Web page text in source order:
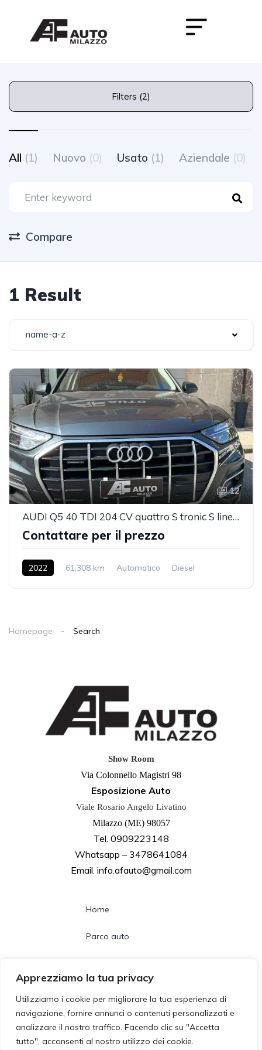
Apprezziamo la tua privacy
Utilizziamo i cookie per migliorare la tua esperienza di
navigazione, fornire annunci o contenuti personalizzati e
analizzare il nostro traffico. Facendo clic su "Accetta
tutto", acconsenti al nostro utilizzo dei cookie.
Filters (2)
All (1) Nuovo (0) Usato (1) Aziendale (0)
Compare
1 Result
name-a-z
12
AUDI Q5 40 TDI 204 CV quattro S tronic S line plus
Contattare per il prezzo
2022 61,308 km Automatico
Diesel
Homepage Search
Show Room
Via Colonnello Magistri 98
Esposizione Auto
Viale Rosario Angelo Livatino
Milazzo (ME) 98057
Tel. 0909223148
Whatsapp – 3478641084
Email. info.afauto@gmail.com
Home
Parco auto
Contatti